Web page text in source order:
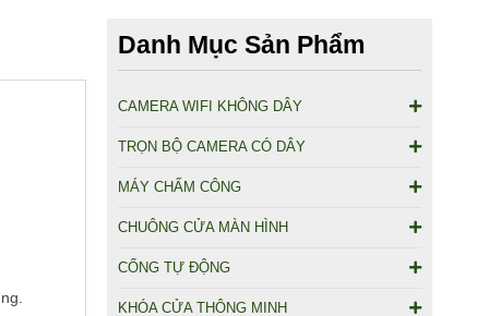
Danh Mục Sản Phẩm
CAMERA WIFI KHÔNG DÂY
TRỌN BỘ CAMERA CÓ DÂY
MÁY CHẤM CÔNG
CHUÔNG CỬA MÀN HÌNH
CỔNG TỰ ĐỘNG
KHÓA CỬA THÔNG MINH